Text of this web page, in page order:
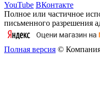
YouTube ВКонтакте
Полное или частичное
письменного разрешения
Полная версия ©